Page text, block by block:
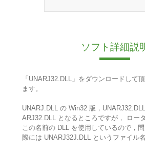
ソフト詳細説
「UNARJ32.DLL」をダウンロードして
ます。
UNARJ.DLL の Win32 版，
ARJ32.DLL となるところですが， ロー
この名前の DLL を使用しているので，
際には UNARJ32J.DLL というファイル